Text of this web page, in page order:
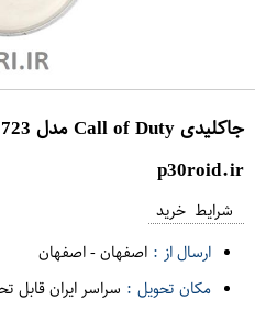
جاکلیدی Call of Duty مدل S1723
p30roid.ir
شرایط خرید
ارسال از : اصفهان-اصفهان
مکان تحویل : سراسر ایران قابل